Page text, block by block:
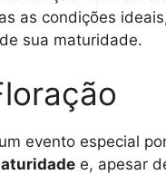
as condições
sua maturidade.
evento especial
e, apesar